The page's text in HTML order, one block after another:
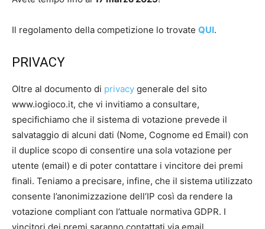
Il regolamento della competizione lo trovate QUI.
PRIVACY
Oltre al documento di privacy generale del sito
www.iogioco.it, che vi invitiamo a consultare,
specifichiamo che il sistema di votazione prevede il
salvataggio di alcuni dati (Nome, Cognome ed Email) con
il duplice scopo di consentire una sola votazione per
utente (email) e di poter contattare i vincitore dei premi
finali. Teniamo a precisare, infine, che il sistema utilizzato
consente l’anonimizzazione dell’IP così da rendere la
votazione compliant con l’attuale normativa GDPR. I